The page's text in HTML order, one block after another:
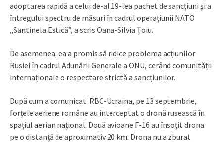
adoptarea rapidă a celui de-al 19-lea pachet de sancțiuni și a
întregului spectru de măsuri în cadrul operațiunii NATO
„Santinela Estică”, a scris Oana-Silvia Țoiu.
De asemenea, ea a promis să ridice problema acțiunilor
Rusiei în cadrul Adunării Generale a ONU, cerând comunității
internaționale o respectare strictă a sancțiunilor.
După cum a comunicat RBC-Ucraina, pe 13 septembrie,
forțele aeriene române au interceptat o dronă rusească în
spațiul aerian național. Două avioane F-16 au însoțit drona
pe o distanță de aproximativ 20 km. Drona nu a zburat